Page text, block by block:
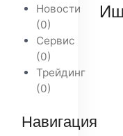
Новости
(0)
Сервис
(0)
Трейдинг
(0)
Навигация